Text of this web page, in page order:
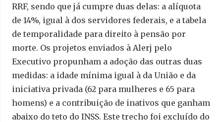
RRF, sendo que já cumpre duas delas: a alíquota
de 14%, igual à dos servidores federais, e a tabela
de temporalidade para direito à pensão por
morte. Os projetos enviados à Alerj pelo
Executivo propunham a adoção das outras duas
medidas: a idade mínima igual à da União e da
iniciativa privada (62 para mulheres e 65 para
homens) e a contribuição de inativos que ganham
abaixo do teto do INSS. Este trecho foi excluído do